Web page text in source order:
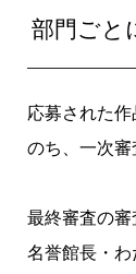
部門ごと
応募された
のち、一次審
最終審査の
名誉館長・